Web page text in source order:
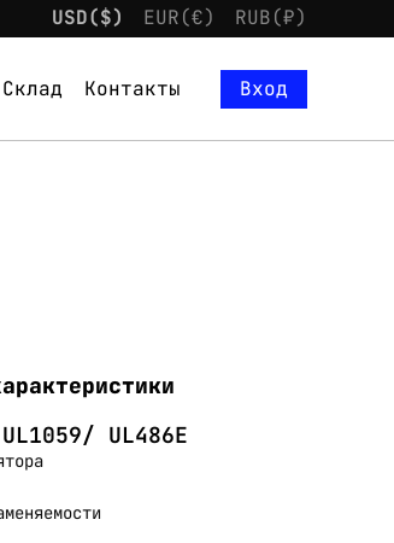
USD($) EUR(€) RUB(₽)
Склад Контакты
Вход
UL486E